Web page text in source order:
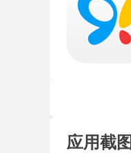
应用截图